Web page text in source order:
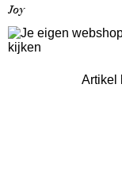
Joy
Artikel